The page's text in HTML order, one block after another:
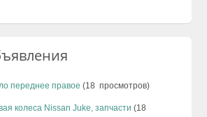
переднее правое (18 просмотров)
колеса Nissan Juke, запчасти (18